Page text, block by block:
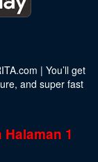
| You’ll get
and super fast
1